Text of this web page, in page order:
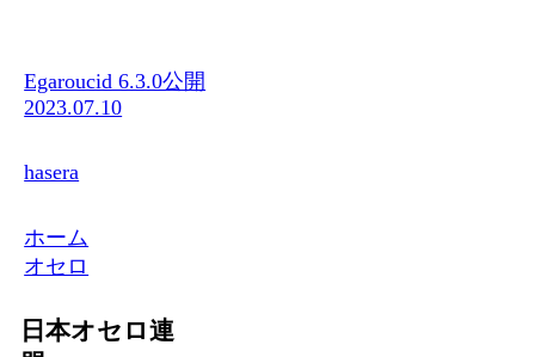
Egaroucid 6.3.0公開
2023.07.10
hasera
ホーム
オセロ
日本オセロ連